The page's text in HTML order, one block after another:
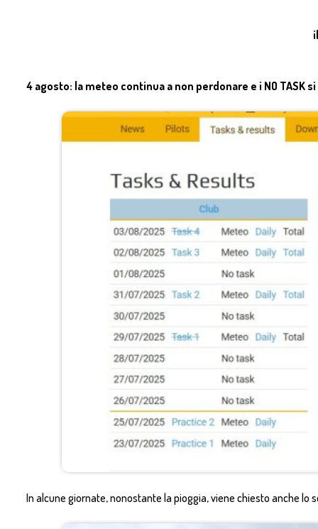
4 agosto: la meteo continua a non perdonare e i NO TASK
In alcune giornate, nonostante la pioggia, viene chiesto anche